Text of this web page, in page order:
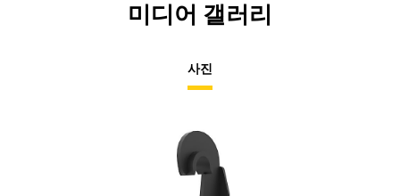
미디어 갤러리
사진